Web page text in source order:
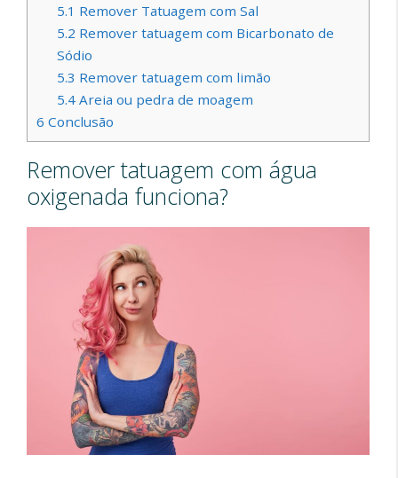
5.1 Remover Tatuagem com Sal
5.2 Remover tatuagem com Bicarbonato de
Sódio
5.3 Remover tatuagem com limão
5.4Areia ou pedra de moagem
6 Conclusão
Remover tatuagem com água
oxigenada funciona?